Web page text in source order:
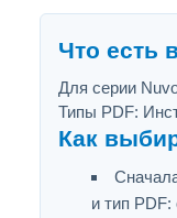
Что есть
Для серии
Типы PDF:
Как
и тип